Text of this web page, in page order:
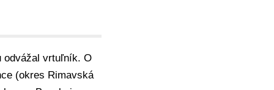
odvážal vrtuľník. O
(okres Rimavská